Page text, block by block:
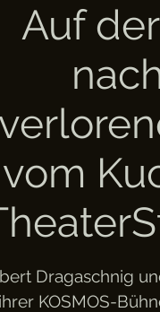
Auf
vom
Dragaschnig
ihrer KOSMOS-